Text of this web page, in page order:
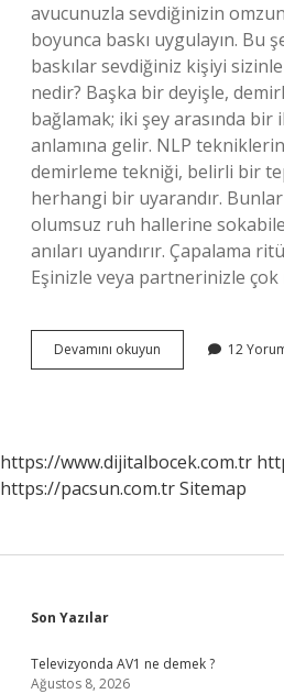
avucunuzla sevdiğinizin
boyunca baskı uygulayın. Bu
baskılar sevdiğiniz kişiyi
nedir? Başka bir deyişle,
bağlamak; iki şey arasında bir
anlamına gelir. NLP
demirleme tekniği, belirli bir
herhangi bir uyarandır.
olumsuz ruh hallerine
anıları uyandırır. Çapalama
Eşinizle veya partnerinizle
Devamını okuyun
Atma
12
https://www.dijitalbocek.com.tr
https://pacsun.com.trSitemap
Sidebar
Son Yazılar
Televizyonda AV1 ne demek ?
Ağustos 8, 2026